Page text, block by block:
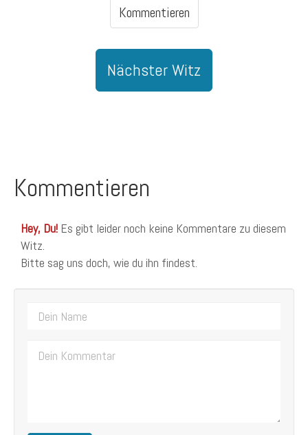
Kommentieren
Nächster Witz
Kommentieren
Hey, Du! Es gibt leider noch keine Kommentare zu diesem
Witz.
Bitte sag uns doch, wie du ihn findest.